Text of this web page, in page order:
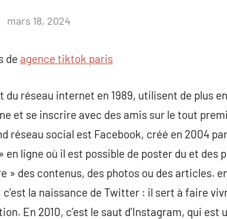
mars 18, 2024
de agence tiktok paris
du réseau internet en 1989, utilisent de plus
et se inscrire avec des amis sur le tout
réseau social est Facebook, créé en 2004
en ligne où il est possible de poster du et des
» des contenus, des photos ou des articles.
la naissance de Twitter : il sert à faire
En 2010, c’est le saut d’Instagram, qui